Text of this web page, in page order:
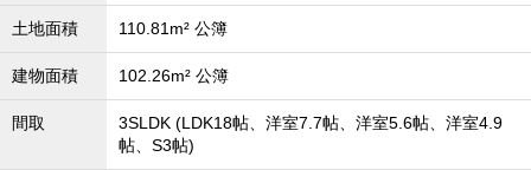
土地面積 110.81m² 公簿
建物面積 102.26m² 公簿
間取
3SLDK (LDK18帖、洋室7.7帖、洋室5.6帖、洋室4.9
帖、S3帖)
東京全域エリアの土地
神奈川全域エリア
神奈川全域エリアの新築一戸建
神奈川全域エリアの中古一戸建
神奈川全域エリアのマンション
神奈川全域エリアの土地